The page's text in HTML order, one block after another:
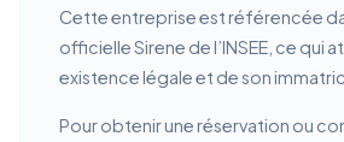
Cette entreprise est référencée
officielle Sirene de l’INSEE, ce qui
existence légale et de son
Pour obtenir une réservation ou